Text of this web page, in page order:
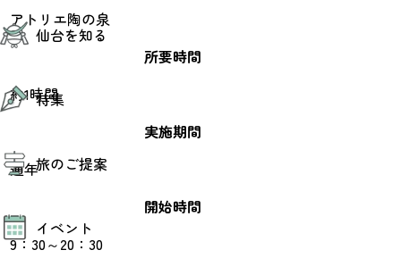
仙台夜時間
モデルコース
お得なチケット
仙台を知る
エリアガイド
仙台観光PR動画ライブラリー
仙台から行く東北周遊旅
伝統的工芸品
特集
夜時間トピックス
旅のご提案
AIおまかせコース
オリジナルプラン
イベント
アトリエ陶の泉
所要時間
約1時間
実施期間
通年
開始時間
9：30～20：30